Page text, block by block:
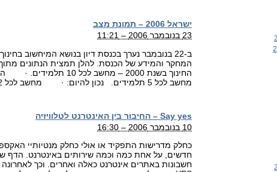
ישראל 2006 – תמונת מצב
23 בנובמבר 2006 – 11:21
ב-22 בנובמבר נערך בכנסת דיון בנושא המיחשוב
מחשב לכל 5 תלמידים. נכון להיום: · מחשב לכל 12.2 […]
Say yes – החיבור בין האינטרנט לטלוויזיה
10 בנובמבר 2006 – 16:30
כחלק מדרישות התפקיד או אולי כחלק מנטיותיי
חדשים, על אחת כמה וכמה שירותים באינטרנט. הדף